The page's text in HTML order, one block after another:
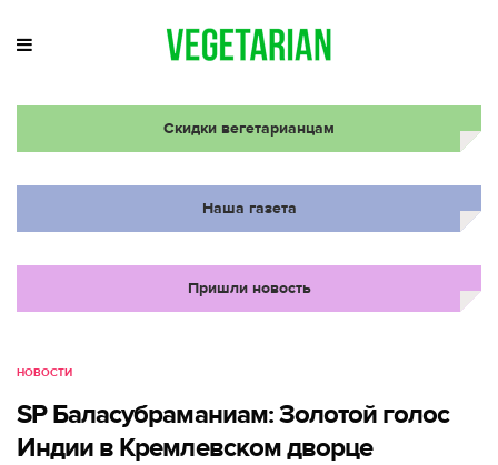
Скидки вегетарианцам
Наша газета
Пришли новость
НОВОСТИ
SP Баласубраманиам: Золотой голос
Индии в Кремлевском дворце